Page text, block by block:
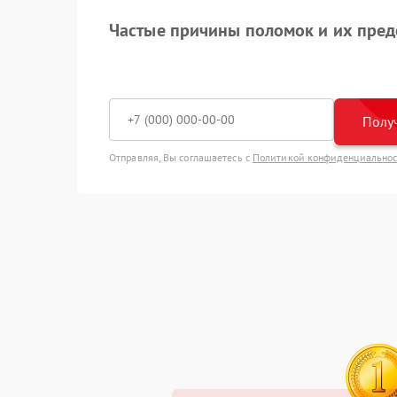
Частые причины поломок и их
Отправляя, Вы соглашаетесь с Политикой